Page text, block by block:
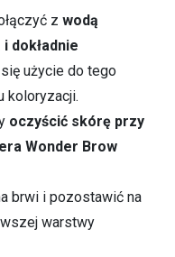
z wodą
dokładnie
użycie do tego
koloryzacji.
oczyścić skórę przy
Wonder Brow
brwi i pozostawić na
warstwy